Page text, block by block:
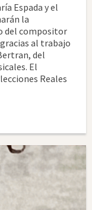
Espada y el
la
del compositor
al trabajo
del
El
Reales